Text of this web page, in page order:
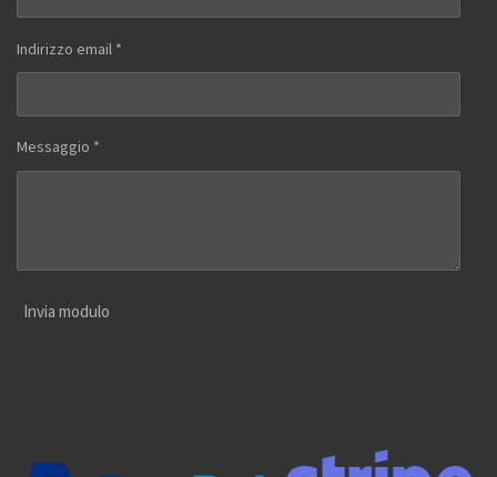
Indirizzo email *
Messaggio *
Invia modulo